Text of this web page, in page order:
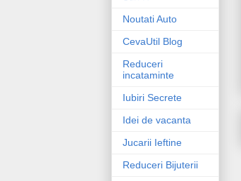
Noutati Auto
CevaUtil Blog
Reduceri
incataminte
Iubiri Secrete
Idei de vacanta
Jucarii Ieftine
Reduceri Bijuterii